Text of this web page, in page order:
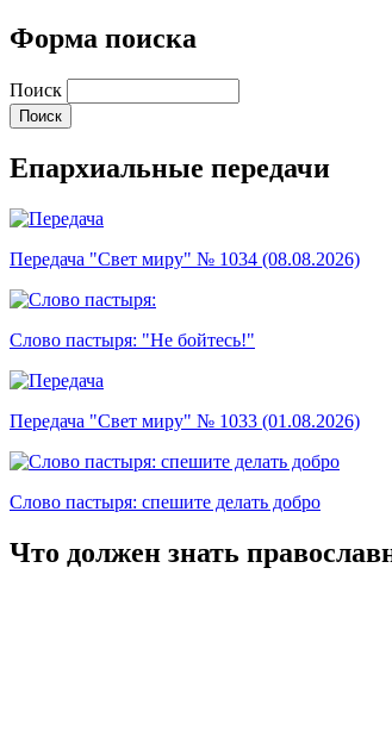
Форма поиска
Поиск
Епархиальные передачи
Передача "Свет миру" № 1034 (08.08.2026)
Слово пастыря: "Не бойтесь!"
Передача "Свет миру" № 1033 (01.08.2026)
Слово пастыря: спешите делать добро
Что должен знать